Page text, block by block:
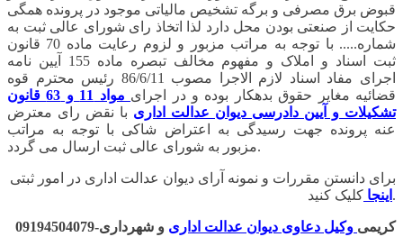
قبوض برق مصرفی و برگه تشخیص مالیاتی موجود در پرونده همگی
حکایت از صنعتی بودن محل دارد لذا اتخاذ رای شورای عالی ثبت به
شماره..... با توجه به مراتب مزبور و لزوم رعایت ماده 70 قانون
ثبت اسناد و املاک و مفهوم مخالف تبصره ماده 155 آیین نامه
اجرای مفاد اسناد لازم الاجرا مصوب 86/6/11 رئیس محترم قوه
قضائیه مغایر حقوق بدهکار بوده و در اجرای
مواد 11 و 63 قانون
تشکیلات و آیین دادرسی دیوان عدالت اداری با نقض رای معترض
عنه پرونده جهت رسیدگی به اعتراض شاکی با توجه به مراتب
مزبور به شورای عالی ثبت ارسال می گردد.
برای دانستن مقررات و نمونه آرای دیوان عدالت اداری در امور ثبتی
اینجا کلیک کنید.
کریمی وکیل دعاوی دیوان عدالت اداری و شهرداری-09194504079